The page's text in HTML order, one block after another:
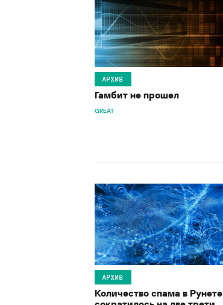
АРХИВ
Гамбит не прошел
GREAT
АРХИВ
Количество спама в Рунете